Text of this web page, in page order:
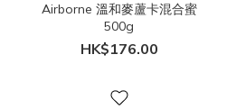
Airborne 溫和麥蘆卡混合蜜
500g
HK$176.00